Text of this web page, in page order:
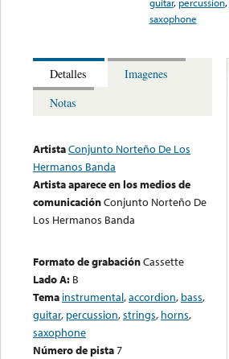
saxophone
Detalles
Imagenes
Notas
ArtistaConjunto Norteño De Los
Hermanos Banda
Artista aparece en los medios de
comunicaciónConjunto Norteño De
Los Hermanos Banda
Formato de grabaciónCassette
Lado A: B
Tema instrumental,accordion, bass,
guitar, percussion,strings, horns,
saxophone
Número de pista7